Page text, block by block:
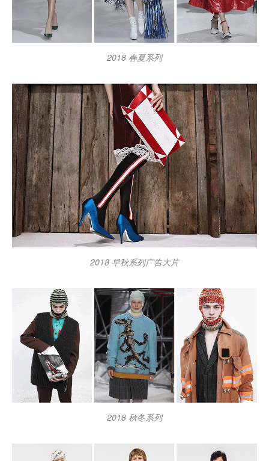
2018 春夏系列
2018 早秋系列广告大片
2018 秋冬系列